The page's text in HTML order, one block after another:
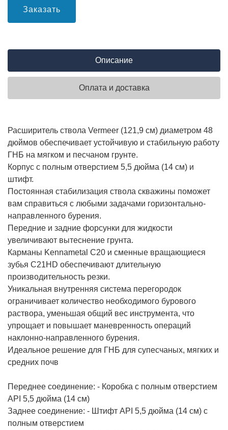
Заказать
Описание
Оплата и доставка
Расширитель ствола Vermeer (121,9 см) диаметром 48
дюймов обеспечивает устойчивую и стабильную работу
ГНБ на мягком и песчаном грунте.
Корпус с полным отверстием 5,5 дюйма (14 см) и
штифт.
Постоянная стабилизация ствола скважины поможет
вам справиться с любыми задачами горизонтально-
направленного бурения.
Передние и задние форсунки для жидкости
увеличивают вытеснение грунта.
Карманы Kennametal C20 и сменные вращающиеся
зубья C21HD обеспечивают длительную
производительность резки.
Уникальная внутренняя система перегородок
ограничивает количество необходимого бурового
раствора, уменьшая общий вес инструмента, что
упрощает и повышает маневренность операций
наклонно-направленного бурения.
Идеальное решение для ГНБ для супесчаных, мягких и
средних почв
Переднее соединение: - Коробка с полным отверстием
API 5,5 дюйма (14 см)
Заднее соединение: - Штифт API 5,5 дюйма (14 см) с
полным отверстием